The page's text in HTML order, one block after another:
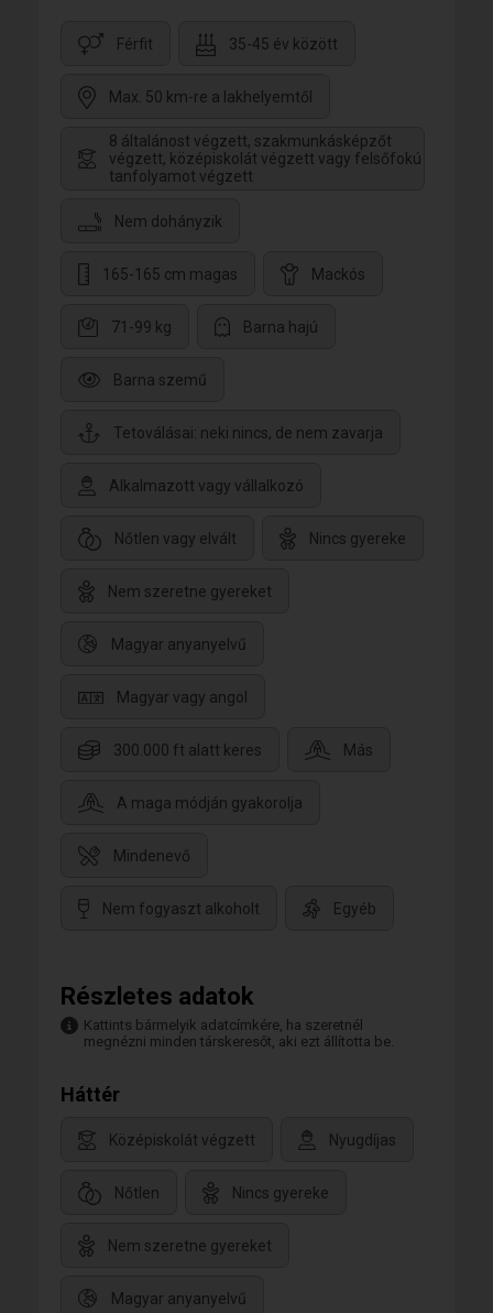
Férfit 35-45 év között
Max. 50 km-re a lakhelyemtől
8 általánost végzett, szakmunkásképzőt
végzett, középiskolát végzett vagy felsőfokú
tanfolyamot végzett
Nem dohányzik
165-165 cm magas Mackós
71-99 kg Barna hajú
Barna szemű
Tetoválásai: neki nincs, de nem zavarja
Alkalmazott vagy vállalkozó
Nőtlen vagy elvált Nincs gyereke
Nem szeretne gyereket
Magyar anyanyelvű
Magyar vagy angol
300.000 ft alatt keres Más
A maga módján gyakorolja
Mindenevő
Nem fogyaszt alkoholt Egyéb
Részletes adatok
Kattints bármelyik adatcímkére, ha szeretnél
megnézni minden társkeresőt, aki ezt állította be.
Háttér
Középiskolát végzett Nyugdíjas
Nőtlen Nincs gyereke
Nem szeretne gyereket
Magyar anyanyelvű